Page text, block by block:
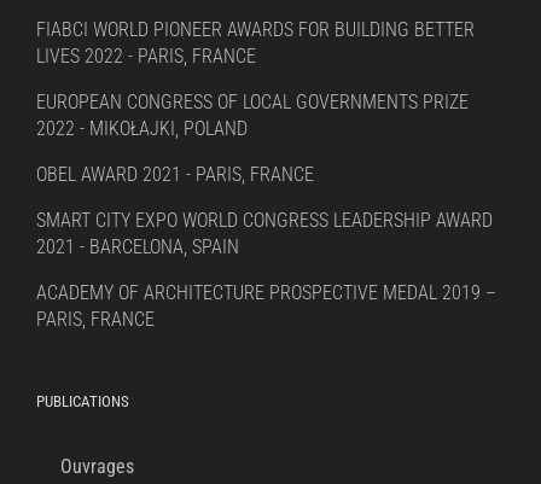
FIABCI WORLD PIONEER AWARDS FOR BUILDING BETTER
LIVES 2022 - PARIS, FRANCE
EUROPEAN CONGRESS OF LOCAL GOVERNMENTS PRIZE
2022 - MIKOŁAJKI, POLAND
OBEL AWARD 2021 - PARIS, FRANCE
SMART CITY EXPO WORLD CONGRESS LEADERSHIP AWARD
2021 - BARCELONA, SPAIN
ACADEMY OF ARCHITECTURE PROSPECTIVE MEDAL 2019 –
PARIS, FRANCE
PUBLICATIONS
Ouvrages